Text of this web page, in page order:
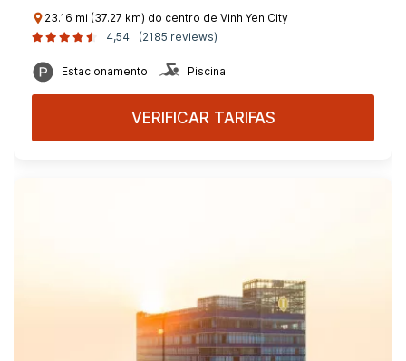
23.16 mi (37.27 km) do centro de Vinh Yen City
4,54
(2185 reviews)
Estacionamento Piscina
VERIFICAR TARIFAS